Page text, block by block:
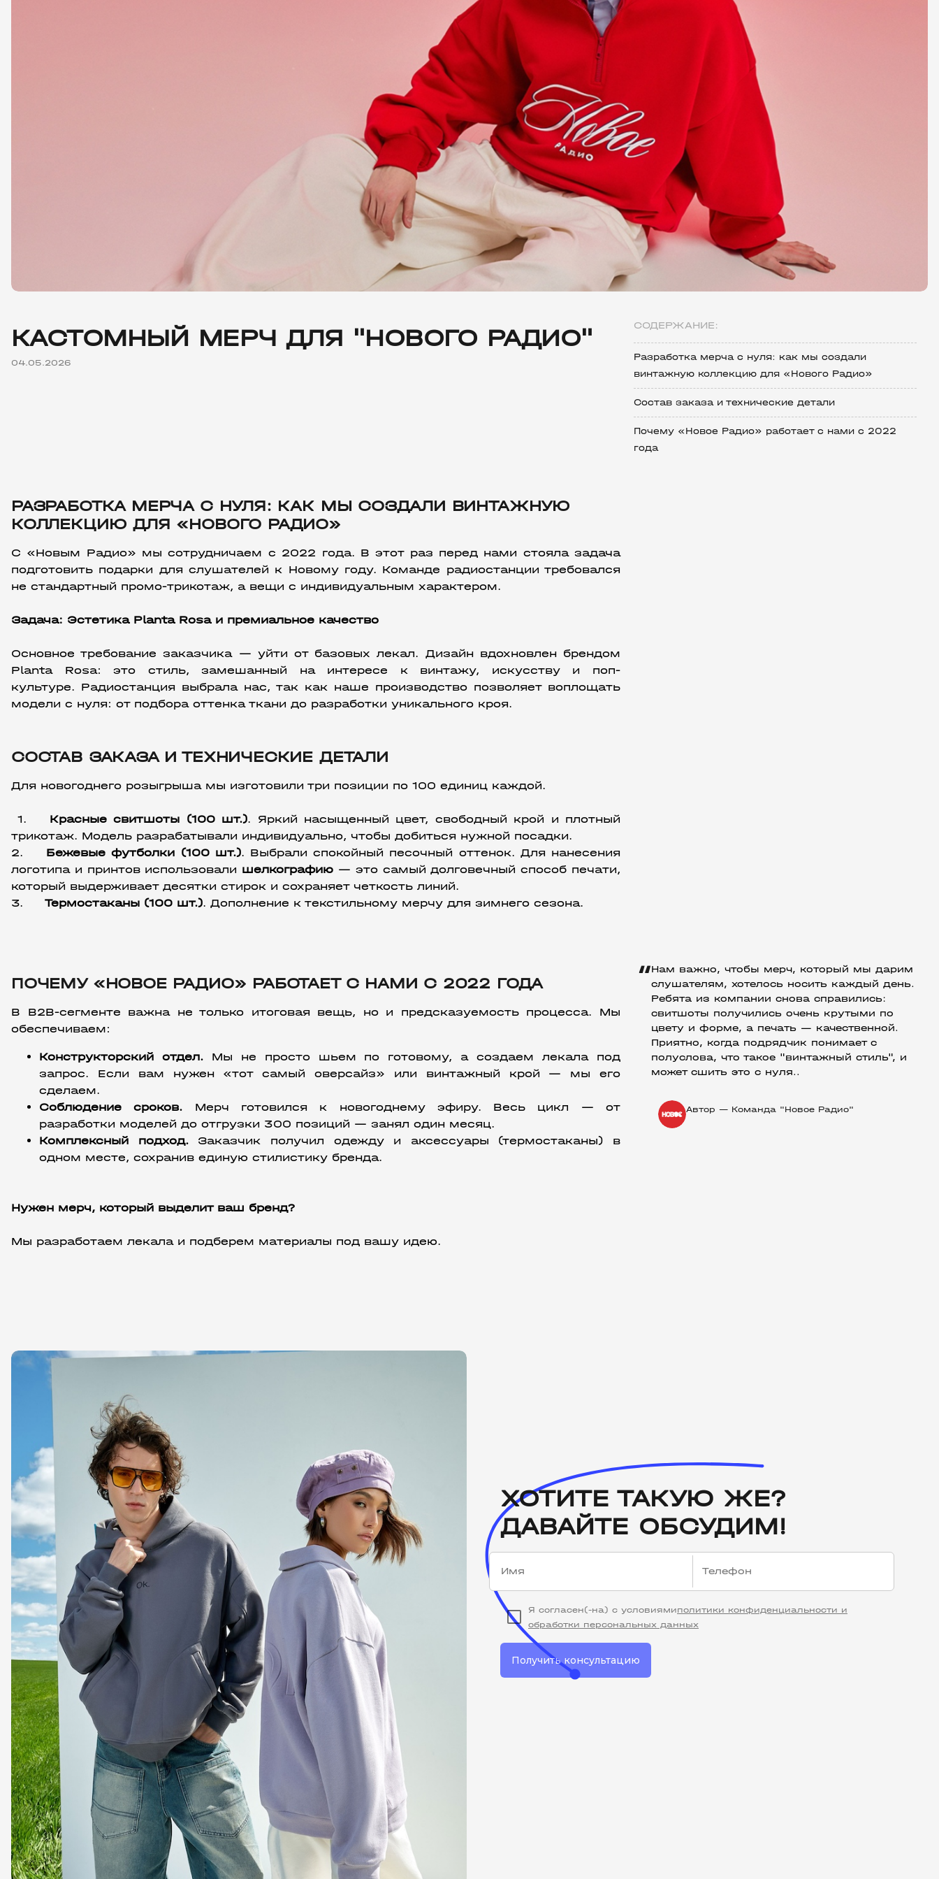
КАСТОМНЫЙ МЕРЧ ДЛЯ "НОВОГО РАДИО"
04.05.2026
СОДЕРЖАНИЕ:
Разработка мерча с нуля: как мы создали
винтажную коллекцию для «Нового Радио»
Состав заказа и технические детали
Почему «Новое Радио» работает с нами с 2022
года
РАЗРАБОТКА МЕРЧА С НУЛЯ: КАК МЫ СОЗДАЛИ ВИНТАЖНУЮ
КОЛЛЕКЦИЮ ДЛЯ «НОВОГО РАДИО»
С «Новым Радио» мы сотрудничаем с 2022 года. В этот раз перед нами стояла задача
подготовить подарки для слушателей к Новому году. Команде радиостанции требовался
не стандартный промо-трикотаж, а вещи с индивидуальным характером.
Задача: Эстетика Planta Rosa и премиальное качество
Основное требование заказчика — уйти от базовых лекал. Дизайн вдохновлен брендом
Planta Rosa: это стиль, замешанный на интересе к винтажу, искусству и поп-
культуре. Радиостанция выбрала нас, так как наше производство позволяет воплощать
модели с нуля: от подбора оттенка ткани до разработки уникального кроя.
СОСТАВ ЗАКАЗА И ТЕХНИЧЕСКИЕ ДЕТАЛИ
Для новогоднего розыгрыша мы изготовили три позиции по 100 единиц каждой.
1. Красные свитшоты (100 шт.). Яркий насыщенный цвет, свободный крой и плотный
трикотаж. Модель разрабатывали индивидуально, чтобы добиться нужной посадки.
2.
Бежевые футболки (100 шт.). Выбрали спокойный песочный оттенок. Для нанесения
логотипа и принтов использовали шелкографию — это самый долговечный способ печати,
который выдерживает десятки стирок и сохраняет четкость линий.
3.
Термостаканы (100 шт.). Дополнение к текстильному мерчу для зимнего сезона.
ПОЧЕМУ «НОВОЕ РАДИО» РАБОТАЕТ С НАМИ С 2022 ГОДА
В B2B-сегменте важна не только итоговая вещь, но и предсказуемость процесса. Мы
обеспечиваем:
Конструкторский отдел. Мы не просто шьем по готовому, а создаем лекала под
запрос. Если вам нужен «тот самый оверсайз» или винтажный крой — мы его
сделаем.
Соблюдение сроков. Мерч готовился к новогоднему эфиру. Весь цикл — от
разработки моделей до отгрузки 300 позиций — занял один месяц.
Комплексный подход. Заказчик получил одежду и аксессуары (термостаканы) в
одном месте, сохранив единую стилистику бренда.
“Нам важно, чтобы мерч, который мы дарим
слушателям, хотелось носить каждый день.
Ребята из компании снова справились:
свитшоты получились очень крутыми по
цвету и форме, а печать — качественной.
Приятно, когда подрядчик понимает с
полуслова, что такое "винтажный стиль", и
может сшить это с нуля..
Автор — Команда "Новое Радио"
Нужен мерч, который выделит ваш бренд?
Мы разработаем лекала и подберем материалы под вашу идею.
ХОТИТЕ ТАКУЮ ЖЕ?
ДАВАЙТЕ ОБСУДИМ!
Я согласен(-на) с условиямиполитики конфиденциальности и
обработки персональных данных
Получить консультацию